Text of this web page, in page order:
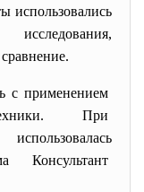
использовались
с применением
При
Консультант